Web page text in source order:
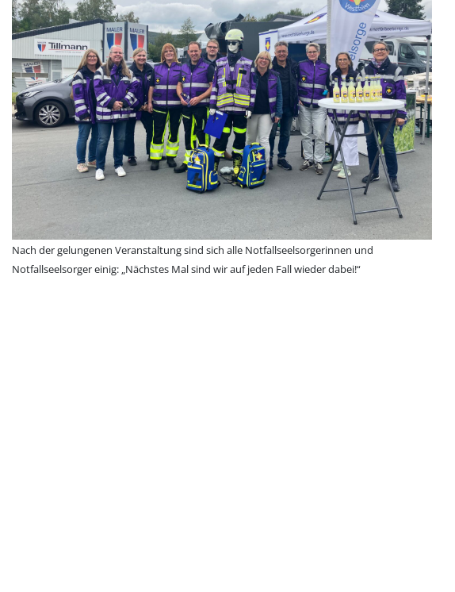
Nach der gelungenen Veranstaltung sind sich alle Notfallseelsorgerinnen und
Notfallseelsorger einig: „Nächstes Mal sind wir auf jeden Fall wieder dabei!“